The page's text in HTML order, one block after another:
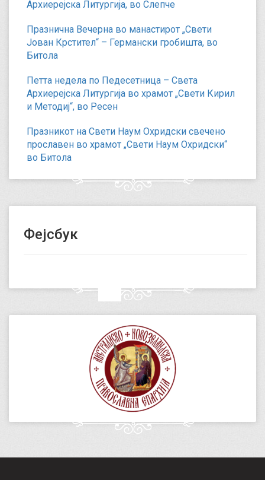
Архиерејска Литургија, во Слепче
Празнична Вечерна во манастирот „Свети
Јован Крстител“ – Германски гробишта, во
Битола
Петта недела по Педесетница – Света
Архиерејска Литургија во храмот „Свети Кирил
и Методиј“, во Ресен
Празникот на Свети Наум Охридски свечено
прославен во храмот „Свети Наум Охридски“
во Битола
Фејсбук